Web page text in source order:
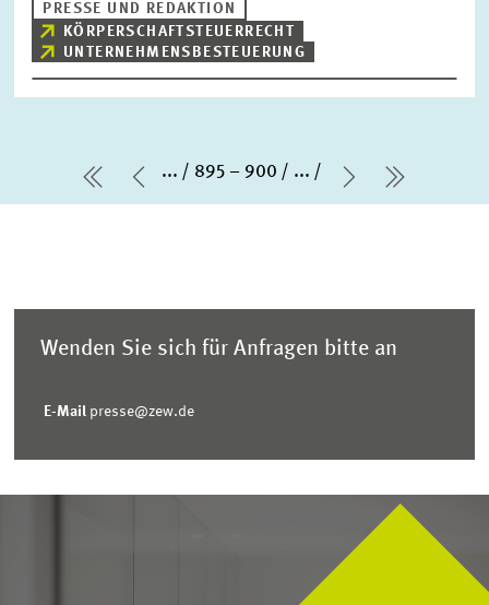
PRESSE UND REDAKTION
KÖRPERSCHAFTSTEUERRECHT
UNTERNEHMENSBESTEUERUNG
erste Seite
Vorherige Seite
... 895 – 900 ...
Nächste
letzte
Wenden Sie sich für Anfragen bitte an
E-Mail presse@zew.de